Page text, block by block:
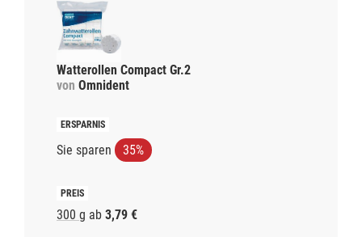
Watterollen Compact Gr.2
von Omnident
Sie sparen 35%
300 g ab 3,79 €